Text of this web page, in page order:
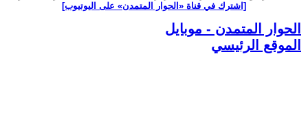
[اشترك في قناة ‫«الحوار المتمدن» على اليوتيوب]
الحوار المتمدن - موبايل
الموقع الرئيسي